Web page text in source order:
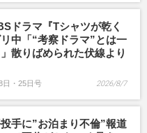
ドラマ『Tシャツが乾く
中「“考察ドラマ”とは一
散りばめられた伏線より
日・25日号 2026/8/7
手に”お泊まり不倫”報道